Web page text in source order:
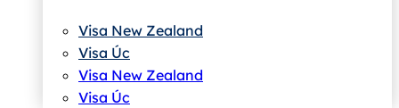
Visa New Zealand
Visa Úc
Visa New Zealand
Visa Úc